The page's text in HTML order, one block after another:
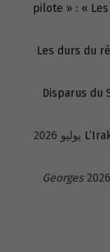
pilote » : «
Les durs du
Disparus du
Georges